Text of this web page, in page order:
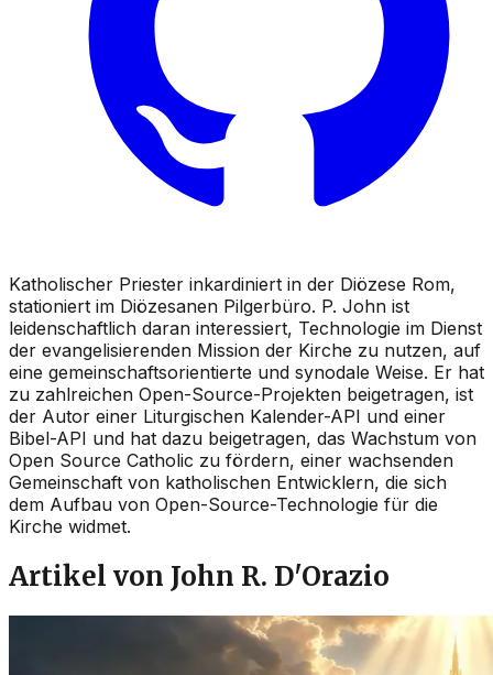
Katholischer Priester inkardiniert in der Diözese Rom,
stationiert im Diözesanen Pilgerbüro. P. John ist
leidenschaftlich daran interessiert, Technologie im Dienst
der evangelisierenden Mission der Kirche zu nutzen, auf
eine gemeinschaftsorientierte und synodale Weise. Er hat
zu zahlreichen Open-Source-Projekten beigetragen, ist
der Autor einer Liturgischen Kalender-API und einer
Bibel-API und hat dazu beigetragen, das Wachstum von
Open Source Catholic zu fördern, einer wachsenden
Gemeinschaft von katholischen Entwicklern, die sich
dem Aufbau von Open-Source-Technologie für die
Kirche widmet.
Artikel von John R. D'Orazio